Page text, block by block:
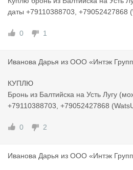
даты +79110388703, +79052427868
0 1
Иванова Дарья из ООО «Интэк
КУПЛЮ
Бронь из Балтийска на Усть Лугу
+79110388703, +79052427868
0 2
Иванова Дарья из ООО «Интэк